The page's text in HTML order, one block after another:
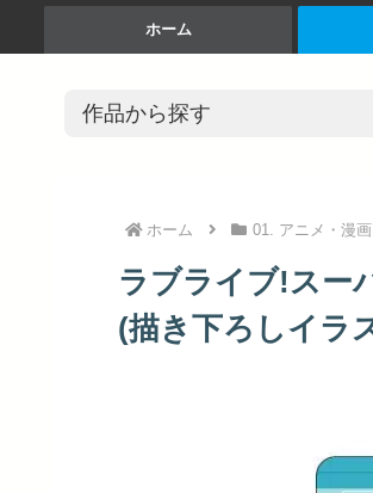
ホーム
ホーム 01. アニメ・漫
ラブライブ!スー
(描き下ろしイラ